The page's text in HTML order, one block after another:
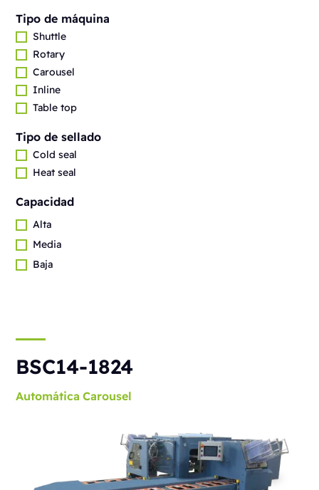
Tipo de máquina
Shuttle
Rotary
Carousel
Inline
Table top
Tipo de sellado
Cold seal
Heat seal
Capacidad
Alta
Media
Baja
BSC14-1824
Automática Carousel